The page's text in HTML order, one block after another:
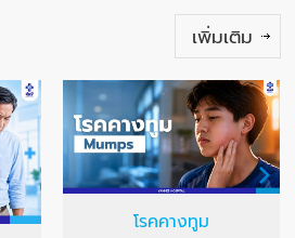
เพิ่มเติม
โรคคางทูม